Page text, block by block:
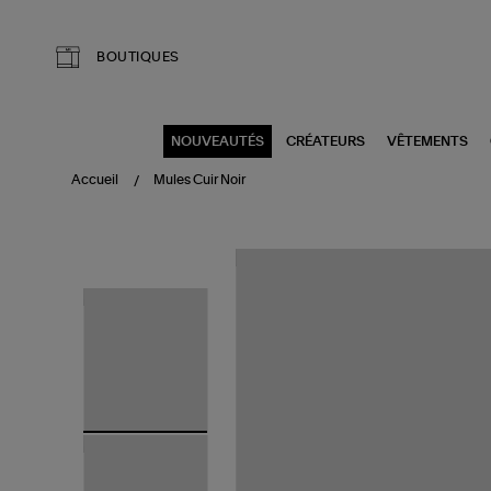
BOUTIQUES
NOUVEAUTÉS CRÉATEURS VÊTEMENTS
Accueil Mules Cuir Noir